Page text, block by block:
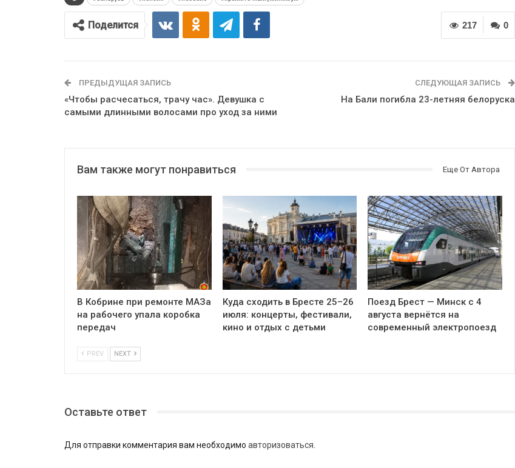
0
217
Поделится
ПРЕДЫДУЩАЯ ЗАПИСЬ
«Чтобы расчесаться, трачу час». Девушка с
самыми длинными волосами про уход за ними
СЛЕДУЮЩАЯ ЗАПИСЬ
На Бали погибла 23-летняя белоруска
Вам также могут понравиться Еще От Автора
В Кобрине при ремонте МАЗа
на рабочего упала коробка
передач
Куда сходить в Бресте 25–26
июля: концерты, фестивали,
кино и отдых с детьми
Поезд Брест — Минск с 4
августа вернётся на
современный электропоезд
PREV NEXT
Оставьте ответ
Для отправки комментария вам необходимо авторизоваться